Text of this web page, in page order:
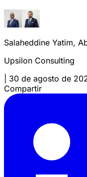
Salaheddine Yatim,
Upsilon Consulting
30 de agosto de
Compartir